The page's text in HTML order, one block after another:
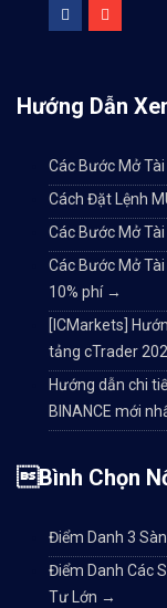
Hướng Dẫn
Các Bước Mở
Cách Đặt Lệnh
Các Bước Mở
Các Bước Mở
10% phí →
[ICMarkets]
tảng cTrader
Hướng dẫn chi
BINANCE mới
Bình Chọn
Điểm Danh 3
Điểm Danh Các
Tư Lớn →